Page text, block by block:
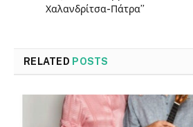
Χαλανδρίτσα-Πάτρα”
RELATED POSTS